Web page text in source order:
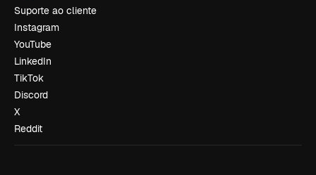
Suporte ao cliente
Instagram
YouTube
LinkedIn
TikTok
Discord
X
Reddit